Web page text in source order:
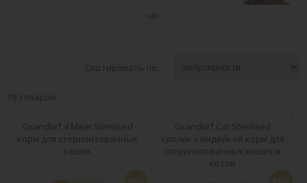
Сортировать по...
19 товаров
Grandorf 4 Meat Sterilised
корм для стерилизованных
кошек
Grandorf Cat Sterilised
кролик с индейкой корм для
стерилизованных кошек и
котов